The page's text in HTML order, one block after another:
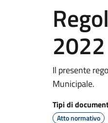
2022
Il presente
Municipale.
Tipi di
Atto normativo